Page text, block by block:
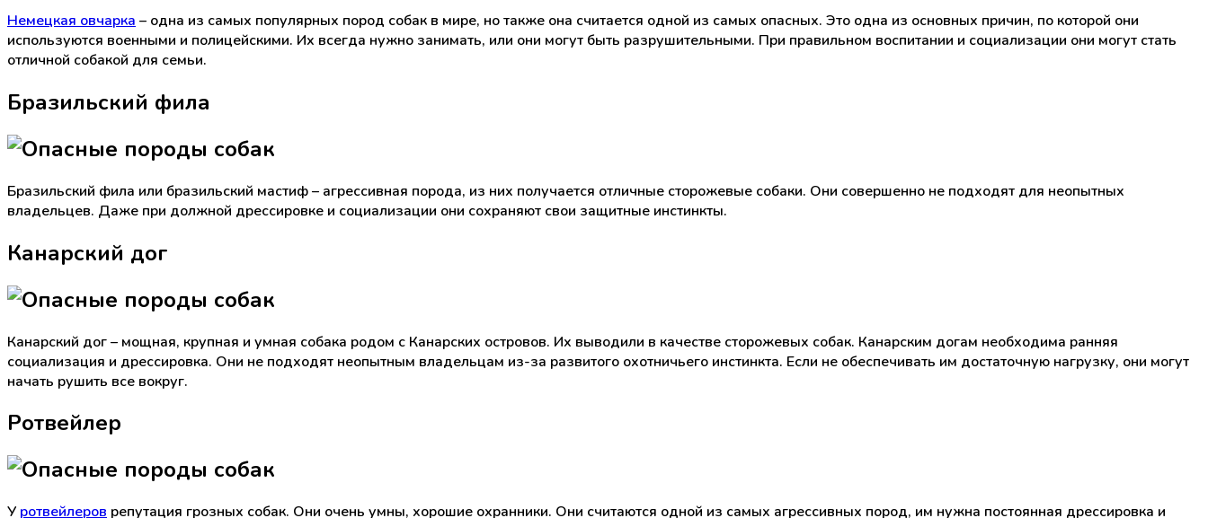
Немецкая овчарка – одна из самых популярных пород собак в мире, но также она считается одной из самых опасных. Это одна из основных причин, по которой они
используются военными и полицейскими. Их всегда нужно занимать, или они могут быть разрушительными. При правильном воспитании и социализации они могут стать
отличной собакой для семьи.
Бразильский фила
Бразильский фила или бразильский мастиф – агрессивная порода, из них получается отличные сторожевые собаки. Они совершенно не подходят для неопытных
владельцев. Даже при должной дрессировке и социализации они сохраняют свои защитные инстинкты.
Канарский дог
Канарский дог – мощная, крупная и умная собака родом с Канарских островов. Их выводили в качестве сторожевых собак. Канарским догам необходима ранняя
социализация и дрессировка. Они не подходят неопытным владельцам из-за развитого охотничьего инстинкта. Если не обеспечивать им достаточную нагрузку, они могут
начать рушить все вокруг.
Ротвейлер
У ротвейлеров репутация грозных собак. Они очень умны, хорошие охранники. Они считаются одной из самых агрессивных пород, им нужна постоянная дрессировка и